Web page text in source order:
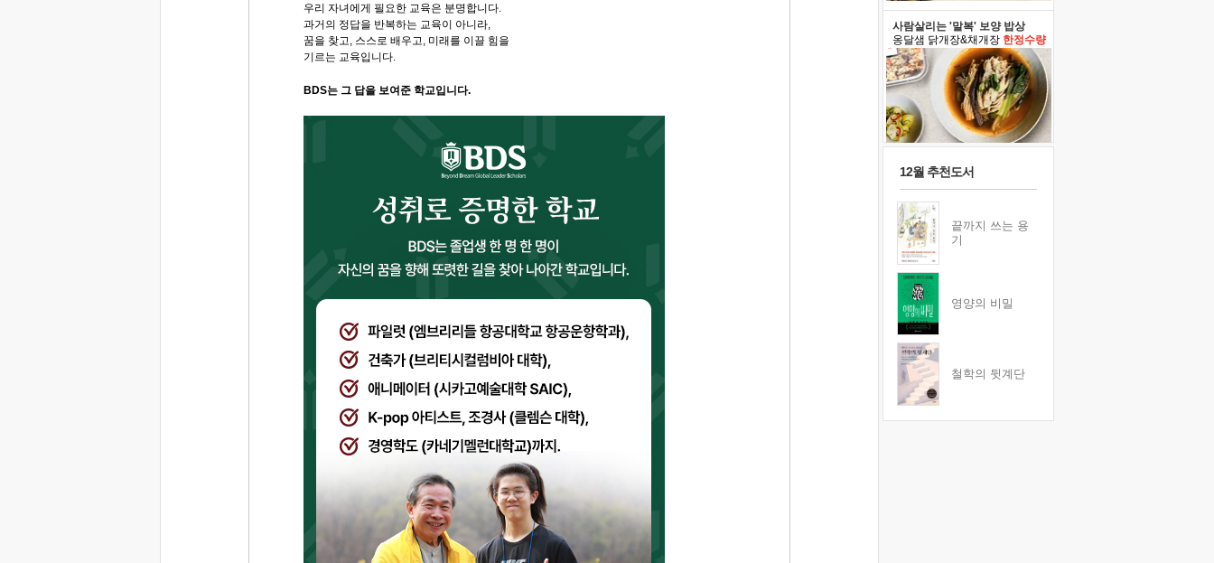
우리 자녀에게 필요한 교육은 분명합니다.
과거의 정답을 반복하는 교육이 아니라,
꿈을 찾고, 스스로 배우고, 미래를 이끌 힘을
기르는 교육입니다.
BDS는 그 답을 보여준 학교입니다.
사람살리는 '말복' 보양 밥상
옹달샘 닭개장&채개장 한정수량
12월 추천도서
끝까지 쓰는 용
기
영양의 비밀
철학의 뒷계단